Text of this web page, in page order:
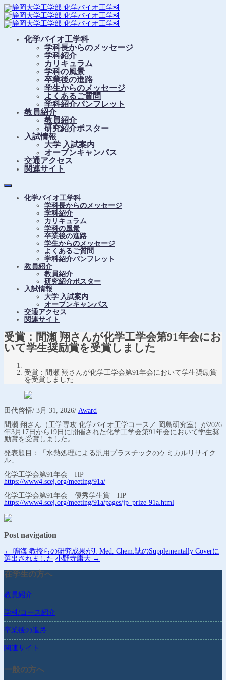
化学バイオ工学科
学科長からのメッセージ
学科紹介
カリキュラム
学科の風景
卒業後の進路
学生からのメッセージ
よくあるご質問
学科紹介パンフレット
教員紹介
教員紹介
研究紹介ポスター
入試情報
大学 入試案内
オープンキャンパス
交通アクセス
関連サイト
化学バイオ工学科
学科長からのメッセージ
学科紹介
カリキュラム
学科の風景
卒業後の進路
学生からのメッセージ
よくあるご質問
学科紹介パンフレット
教員紹介
教員紹介
研究紹介ポスター
入試情報
大学 入試案内
オープンキャンパス
交通アクセス
関連サイト
受賞：間瀬 翔さんが化学工学会第91年会にお
いて学生奨励賞を受賞しました
受賞：間瀬 翔さんが化学工学会第91年会において学生奨励賞
を受賞しました
田代啓悟/ 3月 31, 2026/ Award
間瀬 翔さん（工学専攻 化学バイオ工学コース／ 岡島研究室）が2026
年3 月 17 日から 19 日に開催された化学工学会第91 年会において学生奨
励賞を受賞しました。
発表題目：「水熱処理による汎用プラスチックのケミカルリサイク
ル」
化学工学会第91年会 HP
https://www4.scej.org/meeting/91a/
化学工学会第91年会 優秀学生賞 HP
https://www4.scej.org/meeting/91a/pages/jp_prize-91a.html
Post navigation
← 鳴海 教授らの研究成果がJ. Med. Chem.誌のSupplementally Coverに
選出されました 小野寺庸大 →
在学生の方へ
教員紹介
学科/コース紹介
卒業後の進路
関連サイト
一般の方へ